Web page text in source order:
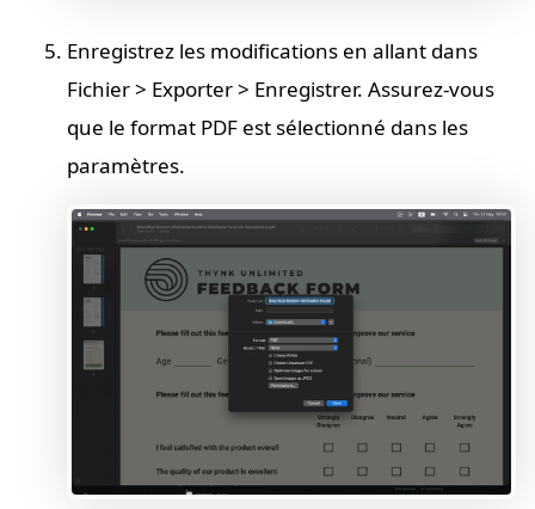
Enregistrez les modifications en allant dans
Fichier > Exporter > Enregistrer. Assurez-vous
que le format PDF est sélectionné dans les
paramètres.